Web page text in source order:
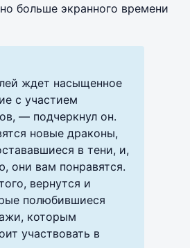
больше экранного времени
ждет насыщенное
с участием
— подчеркнул он.
новые драконы,
в тени, и,
они вам понравятся.
вернутся и
полюбившиеся
которым
участвовать в